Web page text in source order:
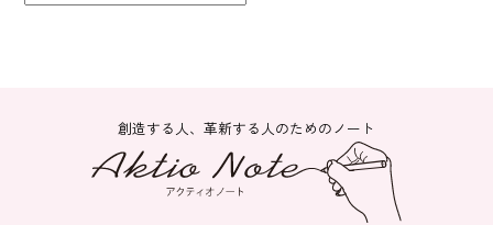
創造する人、革新する人のためのノート